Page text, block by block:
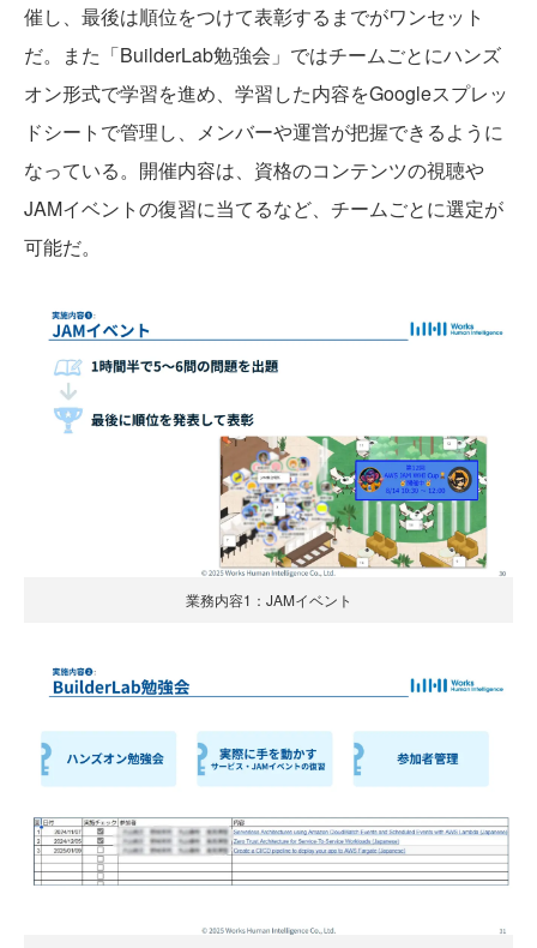
催し、最後は順位をつけて表彰するまでがワンセット
だ。また「BuilderLab勉強会」ではチームごとにハンズ
オン形式で学習を進め、学習した内容をGoogleスプレッ
ドシートで管理し、メンバーや運営が把握できるように
なっている。開催内容は、資格のコンテンツの視聴や
JAMイベントの復習に当てるなど、チームごとに選定が
可能だ。
業務内容1：JAMイベント